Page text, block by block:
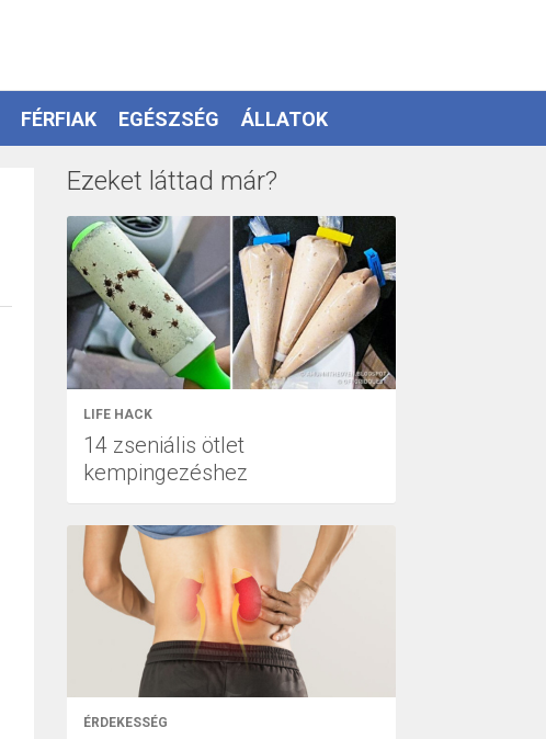
FÉRFIAK EGÉSZSÉG ÁLLATOK
Ezeket láttad már?
LIFE HACK
14 zseniális ötlet
kempingezéshez
ÉRDEKESSÉG